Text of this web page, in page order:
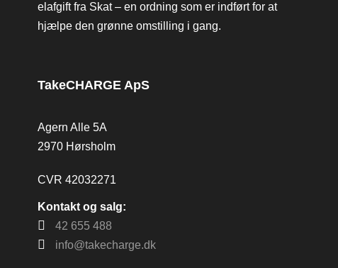
elafgift fra Skat – en ordning som er indført for at
hjælpe den grønne omstilling i gang.
TakeCHARGE ApS
Agern Alle 5A
2970 Hørsholm
CVR 42032271
Kontakt og salg:
42 655 488
info@takecharge.dk